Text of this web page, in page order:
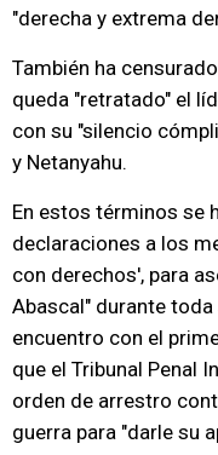
"derecha y extrema
También ha
queda "retratado" el
con su "silencio
y Netanyahu.
En estos términos se
declaraciones a los
con derechos', para
Abascal" durante
encuentro con el
que el Tribunal Penal
orden de arrestro
guerra para "darle su